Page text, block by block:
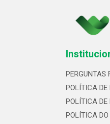
PERGUNTAS
POLÍTICA DE
POLÍTICA DE
POLÍTICA